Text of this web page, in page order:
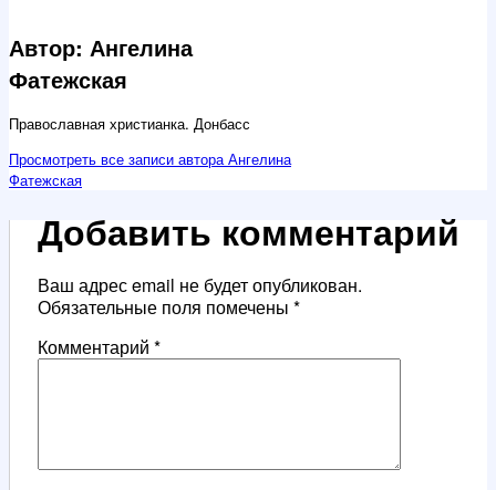
Автор: Ангелина
Фатежская
Православная христианка. Донбасс
Просмотреть все записи автора Ангелина
Фатежская
Добавить комментарий
Ваш адрес email не будет опубликован.
Обязательные поля помечены *
Комментарий *